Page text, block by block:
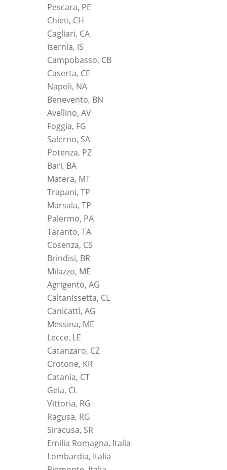
Pescara, PE
Chieti, CH
Cagliari, CA
Isernia, IS
Campobasso, CB
Caserta, CE
Napoli, NA
Benevento, BN
Avellino, AV
Foggia, FG
Salerno, SA
Potenza, PZ
Bari, BA
Matera, MT
Trapani, TP
Marsala, TP
Palermo, PA
Taranto, TA
Cosenza, CS
Brindisi, BR
Milazzo, ME
Agrigento, AG
Caltanissetta, CL
Canicattì, AG
Messina, ME
Lecce, LE
Catanzaro, CZ
Crotone, KR
Catania, CT
Gela, CL
Vittoria, RG
Ragusa, RG
Siracusa, SR
Emilia Romagna, Italia
Lombardia, Italia